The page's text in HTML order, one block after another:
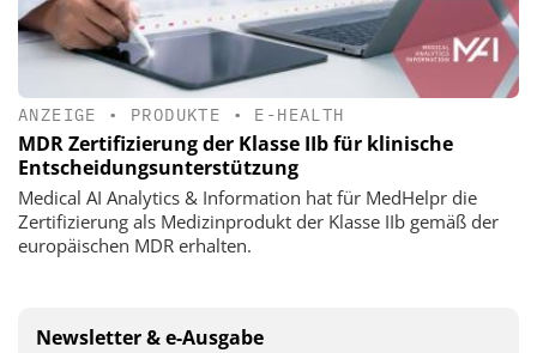
ANZEIGE • PRODUKTE • E-HEALTH
MDR Zertifizierung der Klasse IIb für klinische
Entscheidungsunterstützung
Medical AI Analytics & Information hat für MedHelpr die
Zertifizierung als Medizinprodukt der Klasse IIb gemäß der
europäischen MDR erhalten.
Newsletter & e-Ausgabe